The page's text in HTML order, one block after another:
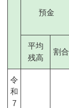
預金
平均
残高
割合
令
和
7